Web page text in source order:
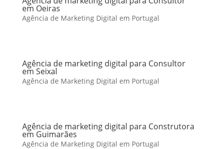
em Oeiras
Agência de Marketing Digital em Portugal
Agência de marketing digital para Consultor
em Seixal
Agência de Marketing Digital em Portugal
Agência de marketing digital para Construtora
em Guimarães
Agência de Marketing Digital em Portugal